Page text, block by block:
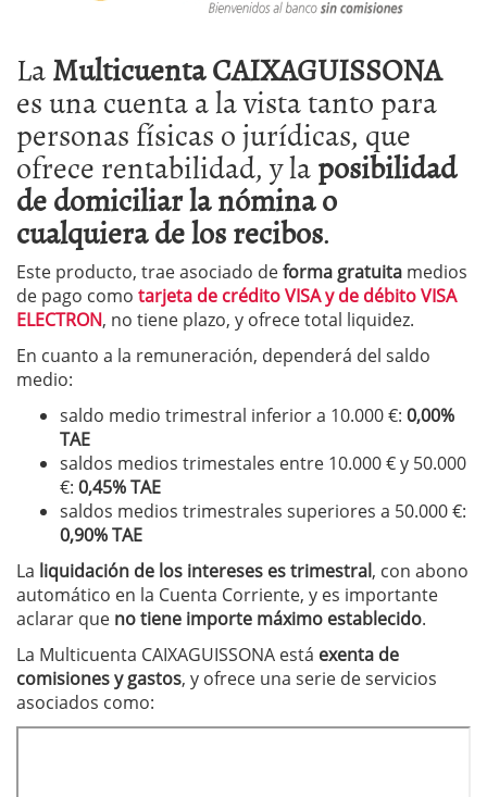
LaMulticuenta CAIXAGUISSONA
es una cuenta a la vista tanto para
personas físicas o jurídicas, que
ofrece rentabilidad, y laposibilidad
de domiciliar la nómina o
cualquiera de los recibos.
Este producto, trae asociado deforma gratuita medios
de pago como tarjeta de crédito VISA y de débito VISA
ELECTRON, no tiene plazo, y ofrece total liquidez.
En cuanto a la remuneración, dependerá del saldo
medio:
saldo medio trimestral inferior a 10.000 €: 0,00%
TAE
saldos medios trimestales entre 10.000 € y 50.000
€: 0,45% TAE
saldos medios trimestrales superiores a 50.000 €:
0,90% TAE
La liquidación de los intereses es trimestral, con abono
automático en la Cuenta Corriente, y es importante
aclarar que no tiene importe máximo establecido.
La Multicuenta CAIXAGUISSONA está exenta de
comisiones y gastos, y ofrece una serie de servicios
asociados como: